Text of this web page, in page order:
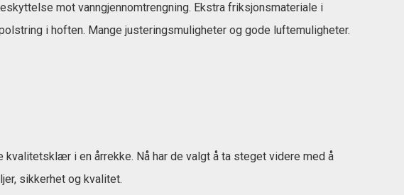
mot vanngjennomtrengning. Ekstra friksjonsmateriale i
i hoften. Mange justeringsmuligheter og gode luftemuligheter.
i en årrekke. Nå har de valgt å ta steget videre med å
sikkerhet og kvalitet.